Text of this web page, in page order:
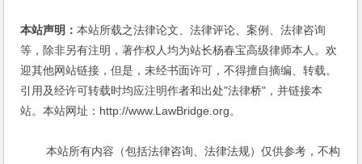
本站声明：本站所载之法律论文、法律评论、案例、法律咨询
等，除非另有注明，著作权人均为站长杨春宝高级律师本人。欢
迎其他网站链接，但是，未经书面许可，不得擅自摘编、转载。
引用及经许可转载时均应注明作者和出处"法律桥"，并链接本
站。本站网址：http://www.LawBridge.org。
本站所有内容（包括法律咨询、法律法规）仅供参考，不构